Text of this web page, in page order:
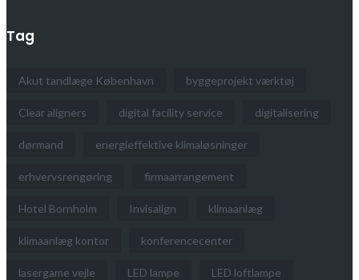
Tag
Akut tandlæge København byggeprojekt værktøj
Clear aligners digital facility service digitalisering
dørmand energieffektive klimaløsninger
erhvervsrengøring firmaarrangement
Hotel Bornholm Invisalign klimaanlæg
klimaanlæg kontor konferencecenter
lasergame vejle LED lampe LED loftlampe